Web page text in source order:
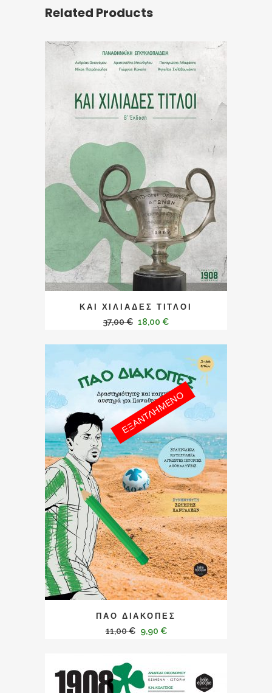
Related Products
ΚΑΙ ΧΙΛΙΆΔΕΣ ΤΊΤΛΟΙ
37,00€ 18,00 €
ΠΑΟ ΔΙΑΚΟΠΕΣ
11,00€ 9,90 €
ΕΞΑΝΤΛΗΜΕΝΟ